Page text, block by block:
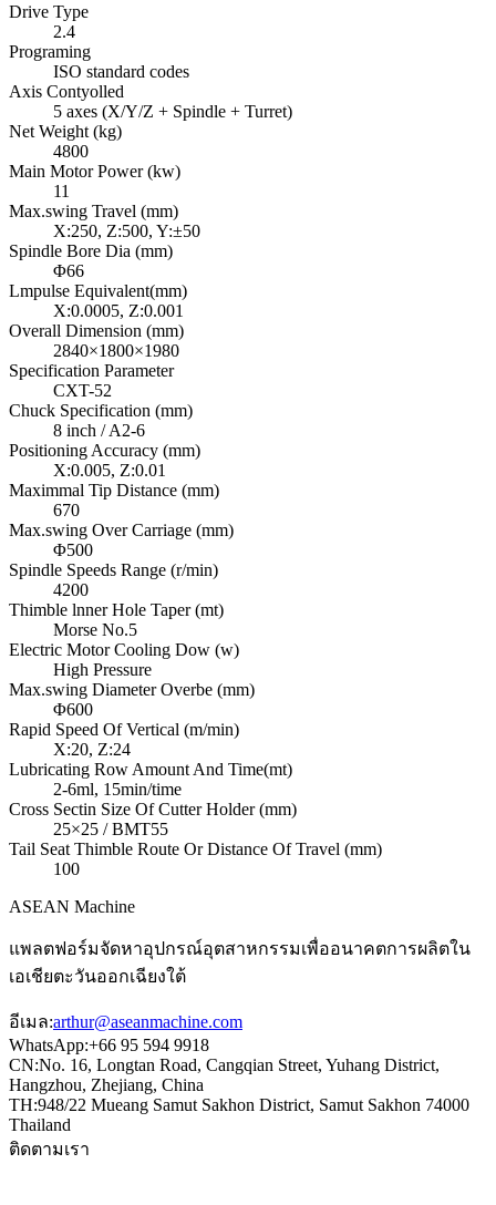
Drive Type
2.4
Programing
ISO standard codes
Axis Contyolled
5 axes (X/Y/Z + Spindle + Turret)
Net Weight (kg)
4800
Main Motor Power (kw)
11
Max.swing Travel (mm)
X:250, Z:500, Y:±50
Spindle Bore Dia (mm)
Φ66
Lmpulse Equivalent(mm)
X:0.0005, Z:0.001
Overall Dimension (mm)
2840×1800×1980
Specification Parameter
CXT-52
Chuck Specification (mm)
8 inch / A2-6
Positioning Accuracy (mm)
X:0.005, Z:0.01
Maximmal Tip Distance (mm)
670
Max.swing Over Carriage (mm)
Φ500
Spindle Speeds Range (r/min)
4200
Thimble lnner Hole Taper (mt)
Morse No.5
Electric Motor Cooling Dow (w)
High Pressure
Max.swing Diameter Overbe (mm)
Φ600
Rapid Speed Of Vertical (m/min)
X:20, Z:24
Lubricating Row Amount And Time(mt)
2-6ml, 15min/time
Cross Sectin Size Of Cutter Holder (mm)
25×25 / BMT55
Tail Seat Thimble Route Or Distance Of Travel (mm)
100
ASEAN Machine
แพลตฟอร์มจัดหาอุปกรณ์อุตสาหกรรมเพื่ออนาคตการผลิตใน
เอเชียตะวันออกเฉียงใต้
อีเมล:arthur@aseanmachine.com
WhatsApp:+66 95 594 9918
CN:No. 16, Longtan Road, Cangqian Street, Yuhang District,
Hangzhou, Zhejiang, China
TH:948/22 Mueang Samut Sakhon District, Samut Sakhon 74000
Thailand
ติดตามเรา